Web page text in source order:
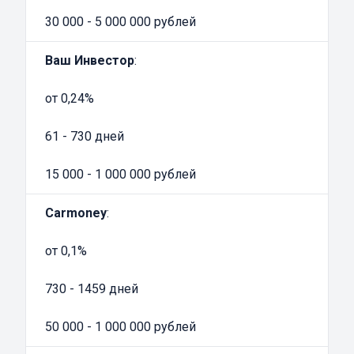
авто. Но к выбору финансовой организации,
предлагающей подобные услуги, нужно
отнестись максимально ответственно.
официальный сайт с указанием условий
оборудованный офис и действующую
лицензию ЦБ РФ.
Преимущества займов под залог ПТС
автомобиля
документов на машину можно во многих
условий. Прежде всего, любой банк
30 000 - 5 000 000 рублей
Ваш Инвестор:
от 0,24%
61 - 730 дней
15 000 - 1 000 000 рублей
Carmoney:
от 0,1%
730 - 1459 дней
50 000 - 1 000 000 рублей